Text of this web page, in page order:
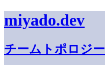
miyado.dev
チームトポロジー